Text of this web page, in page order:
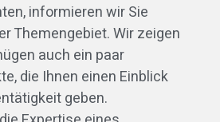
informieren wir Sie
Themengebiet. Wir zeigen
auch ein paar
die Ihnen einen Einblick
geben.